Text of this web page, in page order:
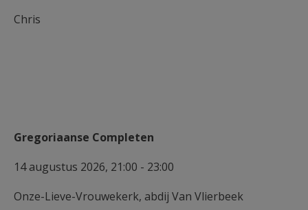
Chris
Gregoriaanse Completen
14 augustus 2026, 21:00 - 23:00
Onze-Lieve-Vrouwekerk, abdij Van Vlierbeek